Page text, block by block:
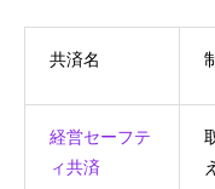
共済名
経営セーフテ
ィ共済